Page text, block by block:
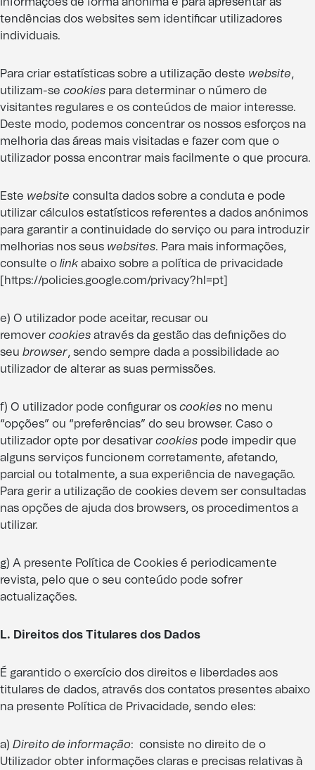
tendências dos websites sem identificar utilizadores
individuais.
Para criar estatísticas sobre a utilização deste website,
utilizam-se cookies para determinar o número de
visitantes regulares e os conteúdos de maior interesse.
Deste modo, podemos concentrar os nossos esforços na
melhoria das áreas mais visitadas e fazer com que o
utilizador possa encontrar mais facilmente o que procura.
Este website consulta dados sobre a conduta e pode
utilizar cálculos estatísticos referentes a dados anónimos
para garantir a continuidade do serviço ou para introduzir
melhorias nos seus websites. Para mais informações,
consulte o link abaixo sobre a política de privacidade
https://policies.google.com/privacy?hl=pt
e) O utilizador pode aceitar, recusar ou
remover cookies através da gestão das definições do
seu browser, sendo sempre dada a possibilidade ao
utilizador de alterar as suas permissões.
f) O utilizador pode configurar os cookies no menu
“opções” ou “preferências” do seu browser. Caso o
utilizador opte por desativar cookies pode impedir que
alguns serviços funcionem corretamente, afetando,
parcial ou totalmente, a sua experiência de navegação.
Para gerir a utilização de cookies devem ser consultadas
nas opções de ajuda dos browsers, os procedimentos a
utilizar.
g) A presente Política de Cookies é periodicamente
revista, pelo que o seu conteúdo pode sofrer
actualizações.
L. Direitos dos Titulares dos Dados
É garantido o exercício dos direitos e liberdades aos
titulares de dados, através dos contatos presentes abaixo
na presente Política de Privacidade, sendo eles:
a) Direito de informação: consiste no direito de o
Utilizador obter informações claras e precisas relativas à